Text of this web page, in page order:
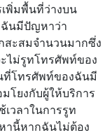
พิ่มพื้นที่ว่างบน
นมีปัญหาว่า
ะสมจำนวนมากซึ่ง
ไม่รูทโทรศัพท์ของ
โทรศัพท์ของฉันมี
โยงกับผู้ให้บริการ
วลาในการรูท
นี้หากฉันไม่ต้อง